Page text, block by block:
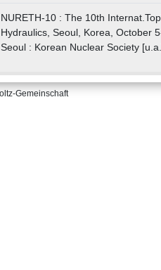
NURETH-10 : The 10th
Hydraulics, Seoul, Korea, October
Seoul : Korean Nuclear Society
Gemeinschaft